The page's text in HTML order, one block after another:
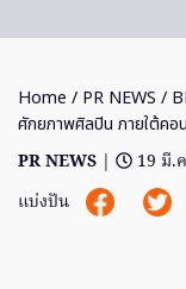
Home / PR NEWS /
ศักยภาพศิลปิน ภายใต้ค
PR NEWS |
19 มี.
แบ่งปัน